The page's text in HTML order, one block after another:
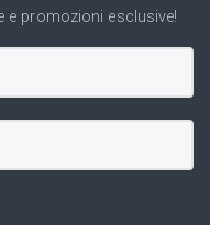
e promozioni esclusive!